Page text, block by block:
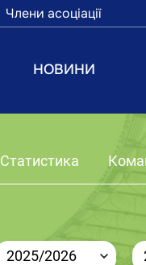
Члени асоціації
НОВИНИ
Статистика
2025/2026